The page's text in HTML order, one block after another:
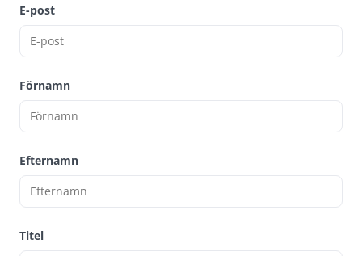
E-post
Förnamn
Efternamn
Titel